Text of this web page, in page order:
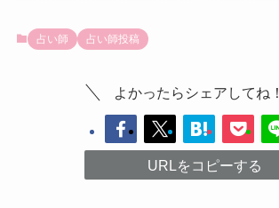
占い師 占い師投稿
よかったらシェアしてね！
URLをコピーする